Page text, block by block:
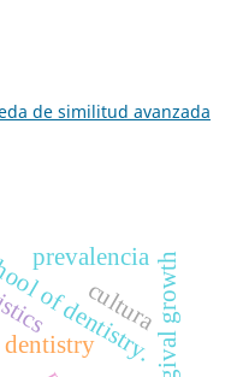
de similitud avanzada
dentistry
of dentistry.gingival growth
prevalencia
cultura